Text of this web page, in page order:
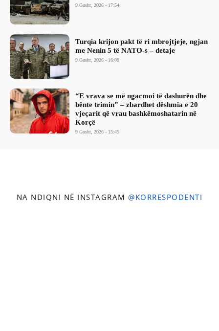
9 Gusht, 2026 - 17:54
Turqia krijon pakt të ri mbrojtjeje, ngjan
me Nenin 5 të NATO-s – detaje
9 Gusht, 2026 - 16:08
“E vrava se më ngacmoi të dashurën dhe
bënte trimin” – zbardhet dëshmia e 20
vjeçarit që vrau bashkëmoshatarin në
Korçë
9 Gusht, 2026 - 15:45
NA NDIQNI NË INSTAGRAM @KORRESPODENTI